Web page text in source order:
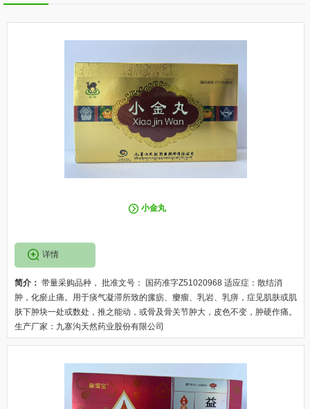
小金丸
详情
简介： 带量采购品种， 批准文号： 国药准字Z51020968 适应症：散结消
肿，化瘀止痛。用于痰气凝滞所致的瘰疬、瘿瘤、乳岩、乳痹，症见肌肤或肌
肤下肿块一处或数处，推之能动，或骨及骨关节肿大，皮色不变，肿硬作痛。
生产厂家：九寨沟天然药业股份有限公司